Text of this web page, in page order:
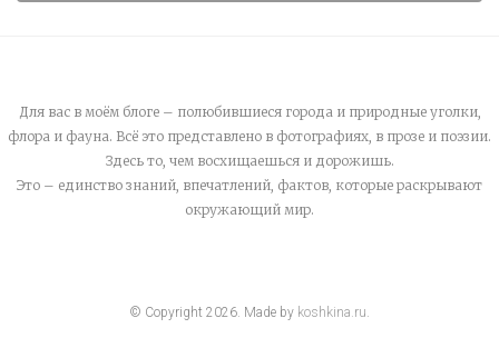
Для вас в моём блоге – полюбившиеся города и природные уголки,
флора и фауна. Всё это представлено в фотографиях, в прозе и поэзии.
Здесь то, чем восхищаешься и дорожишь.
Это – единство знаний, впечатлений, фактов, которые раскрывают
окружающий мир.
© Copyright 2026. Made by koshkina.ru.